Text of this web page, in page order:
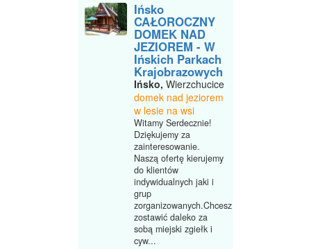
Ińsko
CAŁOROCZNY
DOMEK NAD
JEZIOREM - W
Ińskich Parkach
Krajobrazowych
Ińsko, Wierzchucice
domek nad jeziorem
w lesie na wsi
Witamy Serdecznie!
Dziękujemy za
zainteresowanie.
Naszą ofertę kierujemy
do klientów
indywidualnych jaki i
grup
zorganizowanych.Chcesz
zostawić daleko za
sobą miejski zgiełk i
cyw...